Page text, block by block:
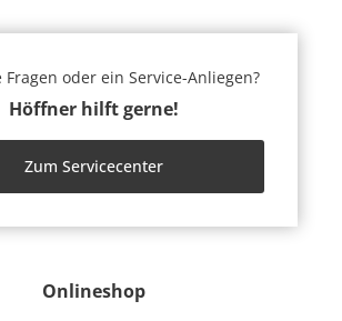
Onlineshop
Fragen oder ein Service-Anliegen?
Höffner hilft gerne!
Zum Servicecenter